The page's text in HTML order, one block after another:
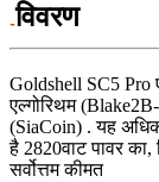
विवरण
Goldshell SC5 Pro
एल्गोरिथम
(SiaCoin) .यह
है 2820वाट पावर का,
सर्वोत्तम कीमत